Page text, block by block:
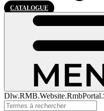
CATALOGUE